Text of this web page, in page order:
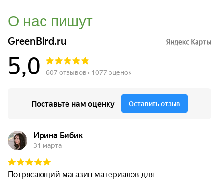
О нас пишут